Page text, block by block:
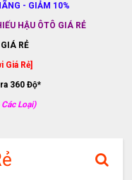
- GIẢM 10%
HẬU ÔTÔ GIÁ RẺ
RẺ
Giá Rẻ]
360 Độ*
Loại)